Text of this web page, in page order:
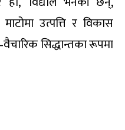
उत्पत्ति र विकास
सिद्धान्तका रूपमा